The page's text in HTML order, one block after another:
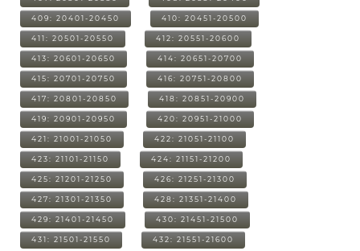
409: 20401-20450 410: 20451-20500
411: 20501-20550 412: 20551-20600
413: 20601-20650 414: 20651-20700
415: 20701-20750 416: 20751-20800
417: 20801-20850 418: 20851-20900
419: 20901-20950 420: 20951-21000
421: 21001-21050 422: 21051-21100
423: 21101-21150 424: 21151-21200
425: 21201-21250 426: 21251-21300
427: 21301-21350 428: 21351-21400
429: 21401-21450 430: 21451-21500
431: 21501-21550 432: 21551-21600